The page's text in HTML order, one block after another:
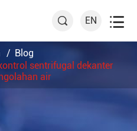
 EN 
Blog
sentrifugal dekanter
air